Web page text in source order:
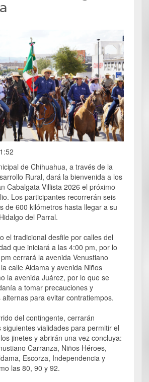
de Chihuahua, a través de la
Rural, dará la bienvenida a los
Cabalgata Villista 2026 el próximo
Los participantes recorrerán seis
de 600 kilómetros hasta llegar a su
del Parral.
el tradicional desfile por calles del
que iniciará a las 4:00 pm, por lo
cerrará la avenida Venustiano
calle Aldama y avenida Niños
la avenida Juárez, por lo que se
a tomar precauciones y
para evitar contratiempos.
del contingente, cerrarán
vialidades para permitir el
jinetes y abrirán una vez concluya:
Carranza, Niños Héroes,
Escorza, Independencia y
las 80, 90 y 92.